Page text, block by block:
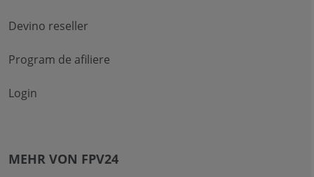
Devino reseller
Program de afiliere
Login
MEHR VON FPV24